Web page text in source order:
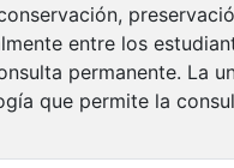
entre los
permanente. La
que permite la